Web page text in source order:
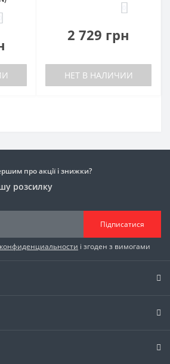
2 729 грн
НЕТ В НАЛИЧИИ
про акції і знижки?
розсилку
Підписатися
і згоден з вимогами